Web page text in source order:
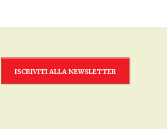
ISCRIVITI ALLA NEWSLETTER